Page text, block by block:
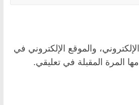
والموقع الإلكتروني في
المرة المقبلة في تعليقي.